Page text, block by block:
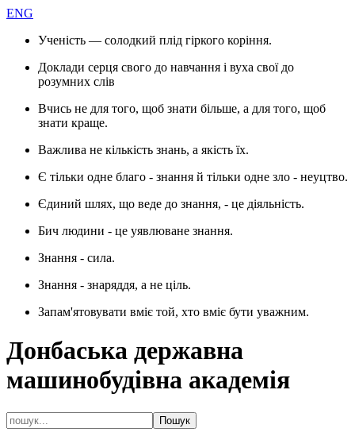
ENG
Ученість — солодкий плід гіркого коріння.
Доклади серця свого до навчання і вуха свої до
розумних слів
Вчись не для того, щоб знати більше, а для того, щоб
знати краще.
Важлива не кількість знань, а якість їх.
Є тільки одне благо - знання й тільки одне зло - неуцтво.
Єдиний шлях, що веде до знання, - це діяльність.
Бич людини - це уявлюване знання.
Знання - сила.
Знання - знаряддя, а не ціль.
Запам'ятовувати вміє той, хто вміє бути уважним.
Донбаська державна
машинобудівна академія